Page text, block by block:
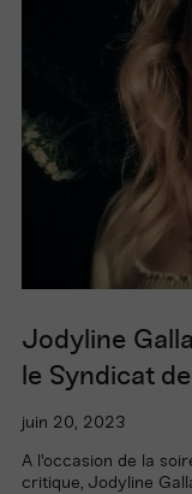
Jodyline
le Syndicat
juin 20, 2023
A l'occasion de la
critique, Jodyline